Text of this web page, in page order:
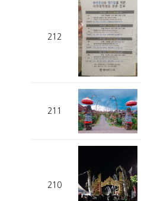
212
211
210